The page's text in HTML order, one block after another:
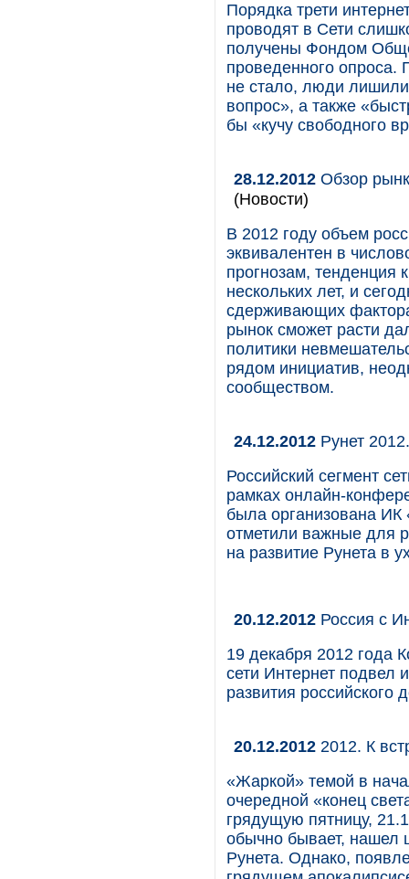
Порядка трети
проводят в Сети
получены Фондом
проведенного
не стало, люди
вопрос», а также
бы «кучу свободного
28.12.2012 Обзор
(Новости)
В 2012 году объем
эквивалентен в
прогнозам, тенденция
нескольких лет, и
сдерживающих
рынок сможет расти
политики
рядом инициатив,
сообществом.
24.12.2012 Рунет
Российский сегмент
рамках онлайн-
была организована ИК
отметили важные для
на развитие Рунета в
20.12.2012 Россия с
19 декабря 2012 года
сети Интернет подвел
развития российского
20.12.2012 2012. К
«Жаркой» темой в
очередной «конец
грядущую пятницу,
обычно бывает, нашел
Рунета. Однако,